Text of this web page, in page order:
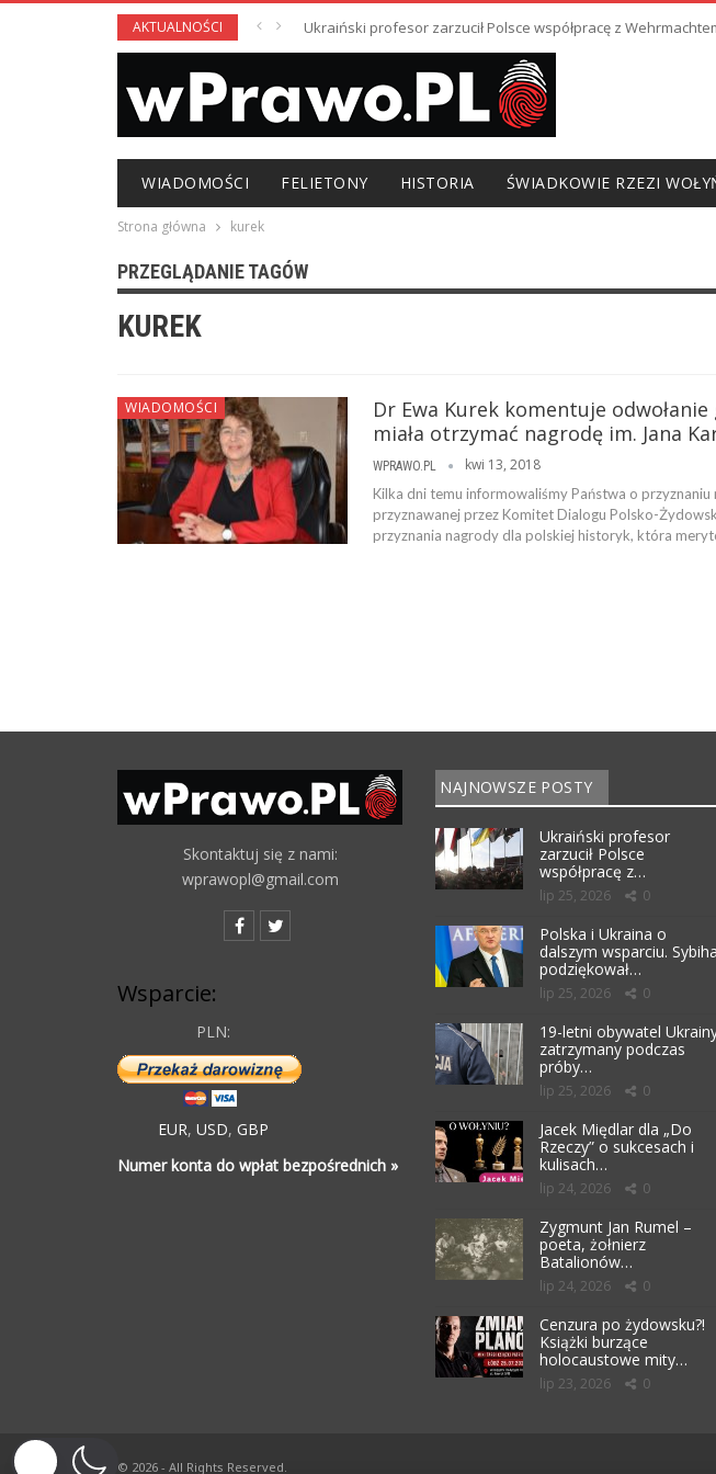
AKTUALNOŚCI Ukraiński profesor zarzucił Polsce współpracę z
WIADOMOŚCI FELIETONY HISTORIA ŚWIADKOWIE RZEZI
Strona główna kurek
PRZEGLĄDANIE TAGÓW
KUREK
WIADOMOŚCI
Dr Ewa Kurek komentuje
miała otrzymać nagrodę im. Jana
WPRAWO.PL kwi 13, 2018
Kilka dni temu informowaliśmy Państwa o przyznaniu
przyznawanej przez Komitet Dialogu Polsko-
przyznania nagrody dla polskiej historyk, która
Skontaktuj się z nami:
wprawopl@gmail.com
Wsparcie:
PLN:
EUR, USD, GBP
Numer konta do wpłat bezpośrednich »
NAJNOWSZE POSTY
Ukraiński profesor
zarzucił Polsce
współpracę z…
lip 25, 2026 0
Polska i Ukraina o
dalszym wsparciu. Sybiha
podziękował…
lip 25, 2026 0
19-letni obywatel
zatrzymany podczas
próby…
lip 25, 2026 0
Jacek Międlar dla „Do
Rzeczy” o sukcesach i
kulisach…
lip 24, 2026 0
Zygmunt Jan Rumel –
poeta, żołnierz
Batalionów…
lip 24, 2026 0
Cenzura po żydowsku?!
Książki burzące
holocaustowe mity…
lip 23, 2026 0
© 2026 - All Rights Reserved.